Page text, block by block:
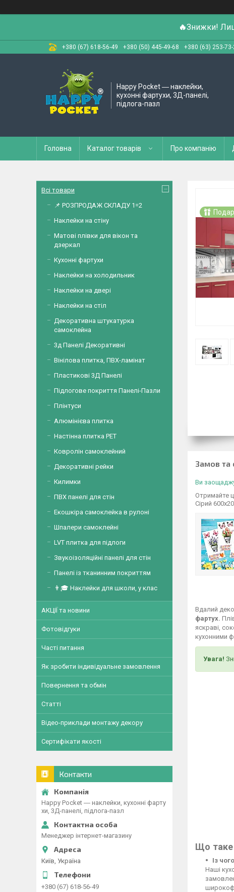
🔥Знижки!
+380 (67) 618-56-49 +380 (50) 445-49-68 +380 (63) 253-73-
Happy Pocket ― наклейки,
кухонні фартухи, 3Д-панелі,
підлога-пазл
Головна Каталог товарів Про компанію
Замов та
Ви
Отримайте
Сірий
Вдалий
фартух.
яскраві,
кухонними
Увага!
Що таке
Із
Наші
Всі товари
📌 РОЗПРОДАЖ СКЛАДУ 1=2
Наклейки на стіну
Матові плівки для вікон та
дзеркал
Кухонні фартухи
Наклейки на холодильник
Наклейки на двері
Наклейки на стіл
Декоративна штукатурка
самоклейна
3д Панелі Декоративні
Вінілова плитка, ПВХ-ламінат
Пластикові 3Д Панелі
Підлогове покриття Панелі-Пазли
Плінтуси
Алюмінієва плитка
Настінна плитка PET
Ковролін самоклейний
Декоративні рейки
Килимки
ПВХ панелі для стін
Екошкіра самоклейка в рулоні
Шпалери самоклейні
LVT плитка для підлоги
Звукоізоляційні панелі для стін
Панелі із тканинним покриттям
👨🎓 Наклейки для школи, у клас
АКЦІЇ та новини
Фотовідгуки
Часті питання
Як зробити індивідуальне замовлення
Повернення та обмін
Статті
Відео-приклади монтажу декору
Сертифікати якості
Контакти
Happy Pocket ― наклейки, кухонні фарту
хи, 3Д-панелі, підлога-пазл
Менеджер інтернет-магазину
Київ, Україна
+380 (67) 618-56-49